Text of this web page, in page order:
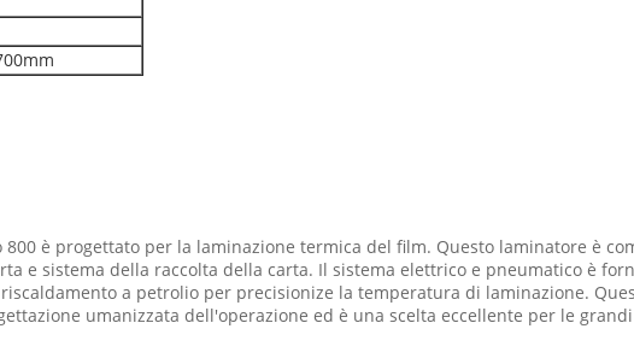
è progettato per la laminazione termica del film. Questo laminatore è
e sistema della raccolta della carta. Il sistema elettrico e pneumatico è
a petrolio per precisionize la temperatura di laminazione.
umanizzata dell'operazione ed è una scelta eccellente per le